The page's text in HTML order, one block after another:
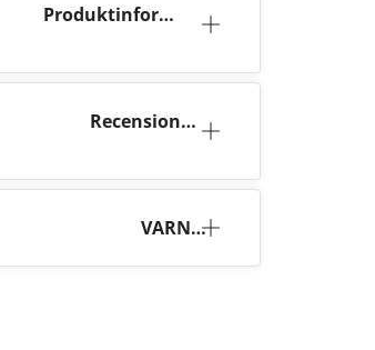
Produktinforma
Recensione
VARNI